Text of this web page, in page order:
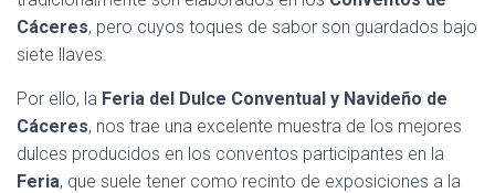
Cáceres, pero cuyos toques de sabor son guardados bajo
siete llaves.
Por ello, la Feria del Dulce Conventual y Navideño de
Cáceres, nos trae una excelente muestra de los mejores
dulces producidos en los conventos participantes en la
Feria, que suele tener como recinto de exposiciones a la